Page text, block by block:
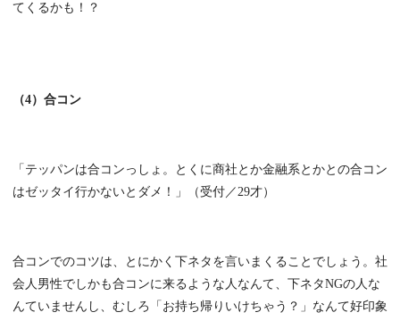
てくるかも！？
（4）合コン
「テッパンは合コンっしょ。とくに商社とか金融系とかとの合コン
はゼッタイ行かないとダメ！」（受付／29才）
合コンでのコツは、とにかく下ネタを言いまくることでしょう。社
会人男性でしかも合コンに来るような人なんて、下ネタNGの人な
んていませんし、むしろ「お持ち帰りいけちゃう？」なんて好印象